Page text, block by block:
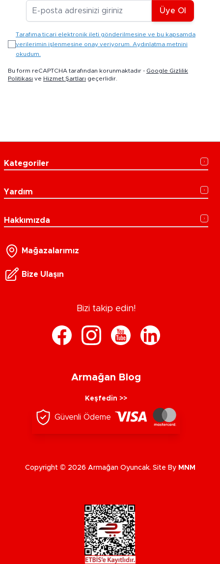
E-posta Adresiniz
Üye Ol
Tarafıma ticari elektronik ileti gönderilmesine ve bu kapsamda
verilerimin işlenmesine onay veriyorum. Aydınlatma metnini
okudum.
Bu form reCAPTCHA tarafından korunmaktadır - Google Gizlilik
Politikası ve Hizmet Şartları geçerlidir.
Kategoriler
Yardım
Hakkımızda
Mağazalarımız
Bize Ulaşın
Bizi takip edin!
Armağan Blog
Keşfedin >>
Güvenli Ödeme
Copyright © 2026 Armağan Oyuncak. Site By MNM